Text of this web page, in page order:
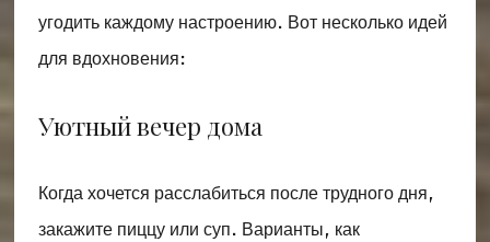
угодить каждому настроению. Вот несколько идей
для вдохновения:
Уютный вечер дома
Когда хочется расслабиться после трудного дня,
закажите пиццу или суп. Варианты, как